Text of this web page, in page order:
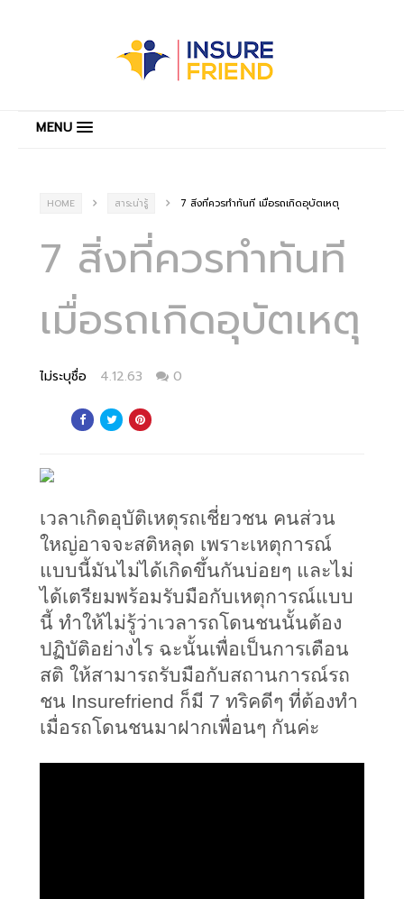
MENU
HOME สาระน่ารู้ 7 สิ่งที่ควรทำทันที เมื่อรถเกิดอุบัตเหตุ
7 สิ่งที่ควรทำทันที
เมื่อรถเกิดอุบัตเหตุ
ไม่ระบุชื่อ 4.12.63 0
เวลาเกิดอุบัติเหตุรถเชี่ยวชน คนส่วน
ใหญ่อาจจะสติหลุด เพราะเหตุการณ์
แบบนี้มันไม่ได้เกิดขึ้นกันบ่อยๆ และไม่
ได้เตรียมพร้อมรับมือกับเหตุการณ์แบบ
นี้ ทำให้ไม่รู้ว่าเวลารถโดนชนนั้นต้อง
ปฏิบัติอย่างไร ฉะนั้นเพื่อเป็นการเตือน
สติ ให้สามารถรับมือกับสถานการณ์รถ
ชน Insurefriend ก็มี 7 ทริคดีๆ ที่ต้องทำ
เมื่อรถโดนชนมาฝากเพื่อนๆ กันค่ะ